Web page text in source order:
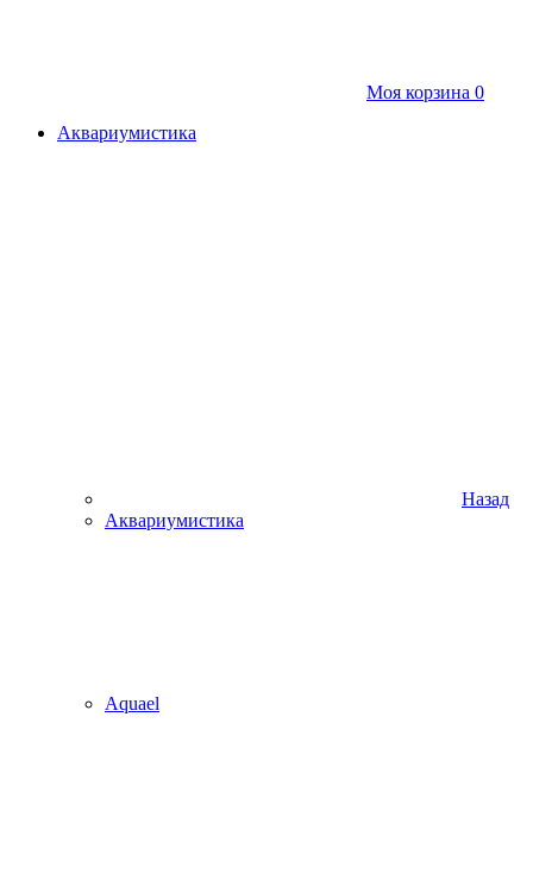
Моя корзина 0
Аквариумистика
Назад
Аквариумистика
Aquael